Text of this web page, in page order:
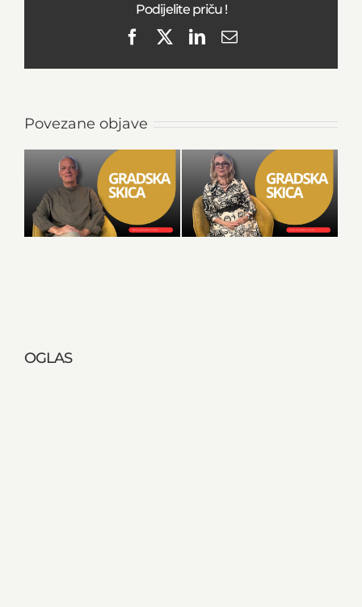
Podijelite priču !
FacebookLinkedIn
Email
Povezane objave
OGLAS